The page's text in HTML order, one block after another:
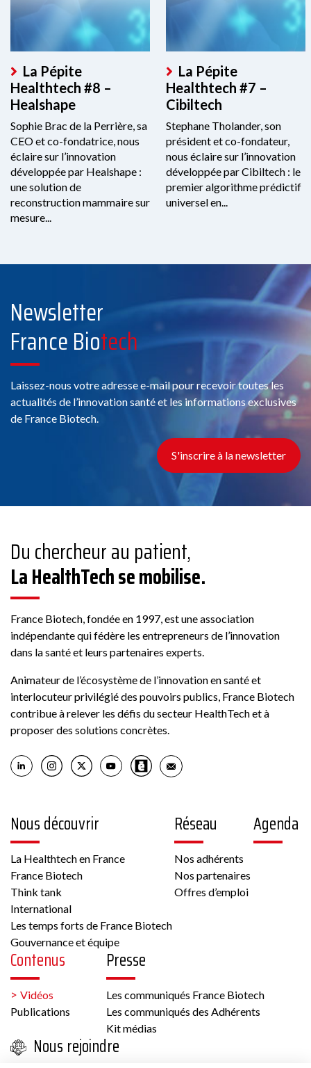
La Pépite
Healthtech #8 –
Healshape
Sophie Brac de la Perrière, sa
CEO et co-fondatrice, nous
éclaire sur l’innovation
développée par Healshape :
une solution de
reconstruction mammaire sur
mesure...
La Pépite
Healthtech #7 –
Cibiltech
Stephane Tholander, son
président et co-fondateur,
nous éclaire sur l’innovation
développée par Cibiltech : le
premier algorithme prédictif
universel en...
Newsletter
France Biotech
Laissez-nous votre adresse e-mail pour recevoir toutes les
actualités de l’innovation santé et les informations exclusives
de France Biotech.
S'inscrire à la newsletter
Du chercheur au patient,
La HealthTech se mobilise.
France Biotech, fondée en 1997, est une association
indépendante qui fédère les entrepreneurs de l’innovation
dans la santé et leurs partenaires experts.
Animateur de l’écosystème de l’innovation en santé et
interlocuteur privilégié des pouvoirs publics, France Biotech
contribue à relever les défis du secteur HealthTech et à
proposer des solutions concrètes.
Nous découvrir
La Healthtech en France
France Biotech
Think tank
International
Les temps forts de France Biotech
Gouvernance et équipe
Réseau
Nos adhérents
Nos partenaires
Offres d’emploi
Agenda
Contenus
Vidéos
Publications
Presse
Les communiqués France Biotech
Les communiqués des Adhérents
Kit médias
Nous rejoindre